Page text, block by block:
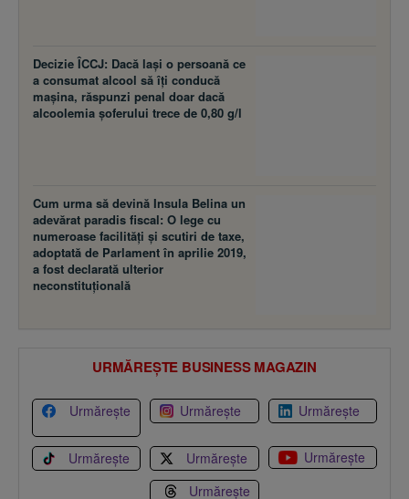
Decizie ÎCCJ: Dacă laşi o persoană ce
a consumat alcool să îţi conducă
maşina, răspunzi penal doar dacă
alcoolemia şoferului trece de 0,80 g/l
Cum urma să devină Insula Belina un
adevărat paradis fiscal: O lege cu
numeroase facilităţi şi scutiri de taxe,
adoptată de Parlament în aprilie 2019,
a fost declarată ulterior
neconstituţională
URMĂREȘTE BUSINESS MAGAZIN
Urmărește Urmărește Urmărește
Urmărește Urmărește
Urmărește
Urmărește